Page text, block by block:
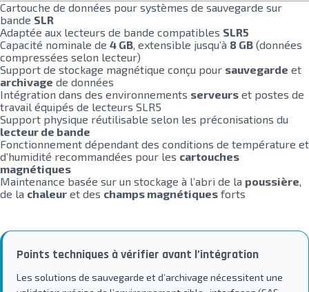
Cartouche de données pour systèmes de sauvegarde sur
bande SLR
Adaptée aux lecteurs de bande compatibles SLR5
Capacité nominale de 4 GB, extensible jusqu’à 8 GB (données
compressées selon lecteur)
Support de stockage magnétique conçu pour sauvegarde et
archivage de données
Intégration dans des environnements serveurs et postes de
travail équipés de lecteurs SLR5
Support physique réutilisable selon les préconisations du
lecteur de bande
Fonctionnement dépendant des conditions de température et
d’humidité recommandées pour les cartouches
magnétiques
Maintenance basée sur un stockage à l’abri de la poussière,
de la chaleur et des champs magnétiques forts
Points techniques à vérifier avant l’intégration
Les solutions de sauvegarde et d’archivage nécessitent une